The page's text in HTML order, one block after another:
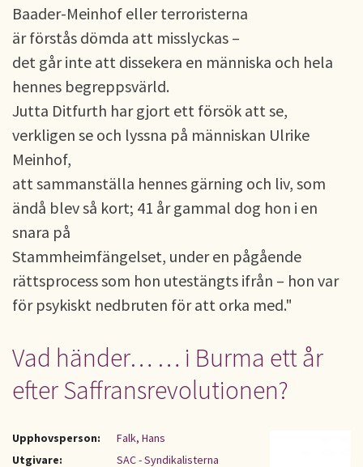
Baader-Meinhof eller terroristerna
är förstås dömda att misslyckas –
det går inte att dissekera en människa och hela
hennes begreppsvärld.
Jutta Ditfurth har gjort ett försök att se,
verkligen se och lyssna på människan Ulrike
Meinhof,
att sammanställa hennes gärning och liv, som
ändå blev så kort; 41 år gammal dog hon i en
snara på
Stammheimfängelset, under en pågående
rättsprocess som hon utestängts ifrån – hon var
för psykiskt nedbruten för att orka med."
Vad händer… … i Burma ett år
efter Saffransrevolutionen?
Upphovsperson:
Falk, Hans
Utgivare:
SAC - Syndikalisterna